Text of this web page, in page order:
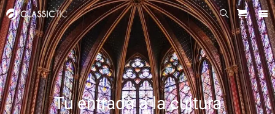
Tu entrada a la cultura